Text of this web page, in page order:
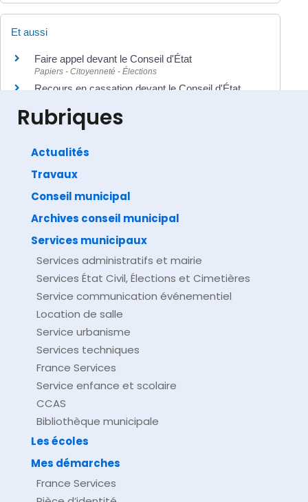
Et aussi
Faire appel devant le Conseil d'État
Papiers - Citoyenneté - Élections
Recours en cassation devant le Conseil d'État
Direction de l'information légale et administrative
Rubriques
Actualités
Travaux
Conseil municipal
Archives conseil municipal
Services municipaux
Services administratifs et mairie
Services État Civil, Élections et Cimetières
Service communication événementiel
Location de salle
Service urbanisme
Services techniques
France Services
Service enfance et scolaire
CCAS
Bibliothèque municipale
Les écoles
Mes démarches
France Services